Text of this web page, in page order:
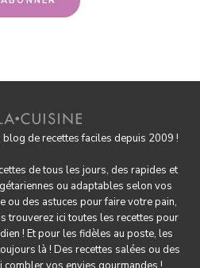
blog de recettes faciles depuis 2009 !
de tous les jours, des rapides et
ou adaptables selon vos
ou des astuces pourfaire votre pain,
trouverez ici toutes les recettes pour
! Et pour les fidèles au poste, les
là ! Des recettes salées ou des